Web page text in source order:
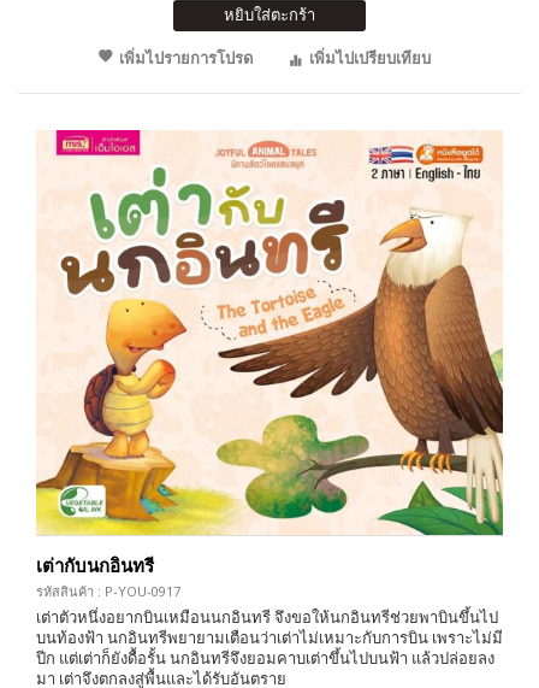
หยิบใส่ตะกร้า
เพิ่มไปรายการโปรด
เพิ่มไปเปรียบเทียบ
เต่ากับนกอินทรี
รหัสสินค้า : P-YOU-0917
เต่าตัวหนึ่งอยากบินเหมือนนกอินทรี จึงขอให้นกอินทรีช่วยพาบินขึ้นไป
บนท้องฟ้า นกอินทรีพยายามเตือนว่าเต่าไม่เหมาะกับการบิน เพราะไม่มี
ปีก แต่เต่าก็ยังดื้อรั้น นกอินทรีจึงยอมคาบเต่าขึ้นไปบนฟ้า แล้วปล่อยลง
มา เต่าจึงตกลงสู่พื้นและได้รับอันตราย